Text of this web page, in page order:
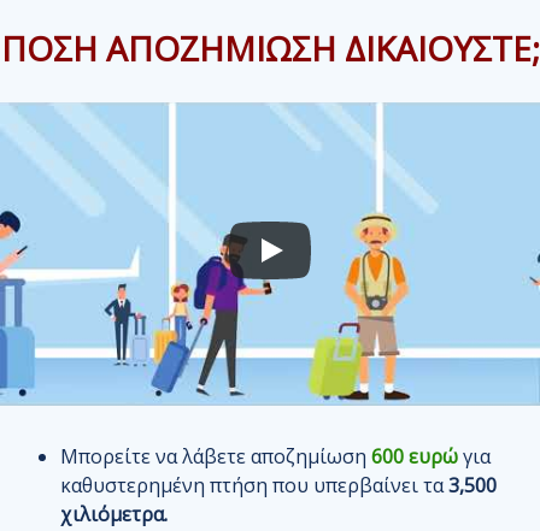
ΠΟΣΗ ΑΠΟΖΗΜΙΩΣΗ ΔΙΚΑΙΟΥΣΤΕ;
Μπορείτε να λάβετε αποζημίωση 600 ευρώγια
καθυστερημένη πτήση που υπερβαίνει τα3,500
χιλιόμετρα.